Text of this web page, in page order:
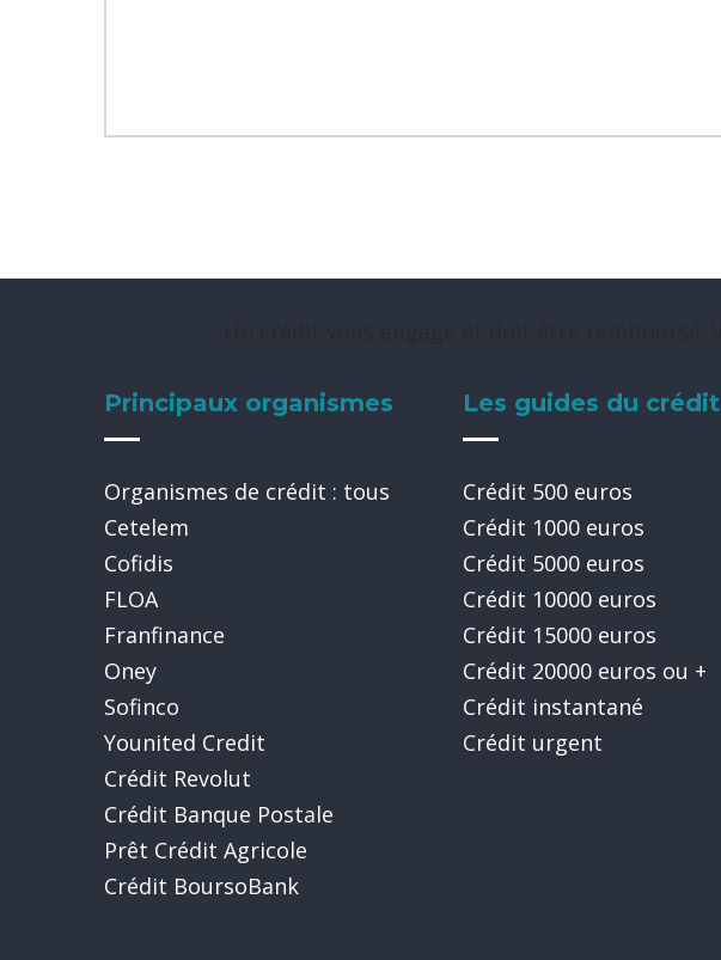
Principaux organismes
Organismes de crédit : tous
Cetelem
Cofidis
FLOA
Franfinance
Oney
Sofinco
Younited Credit
Crédit Revolut
Crédit Banque Postale
Prêt Crédit Agricole
Crédit BoursoBank
Les guides du crédit
Crédit 500 euros
Crédit 1000 euros
Crédit 5000 euros
Crédit 10000 euros
Crédit 15000 euros
Crédit 20000 euros ou +
Crédit instantané
Crédit urgent